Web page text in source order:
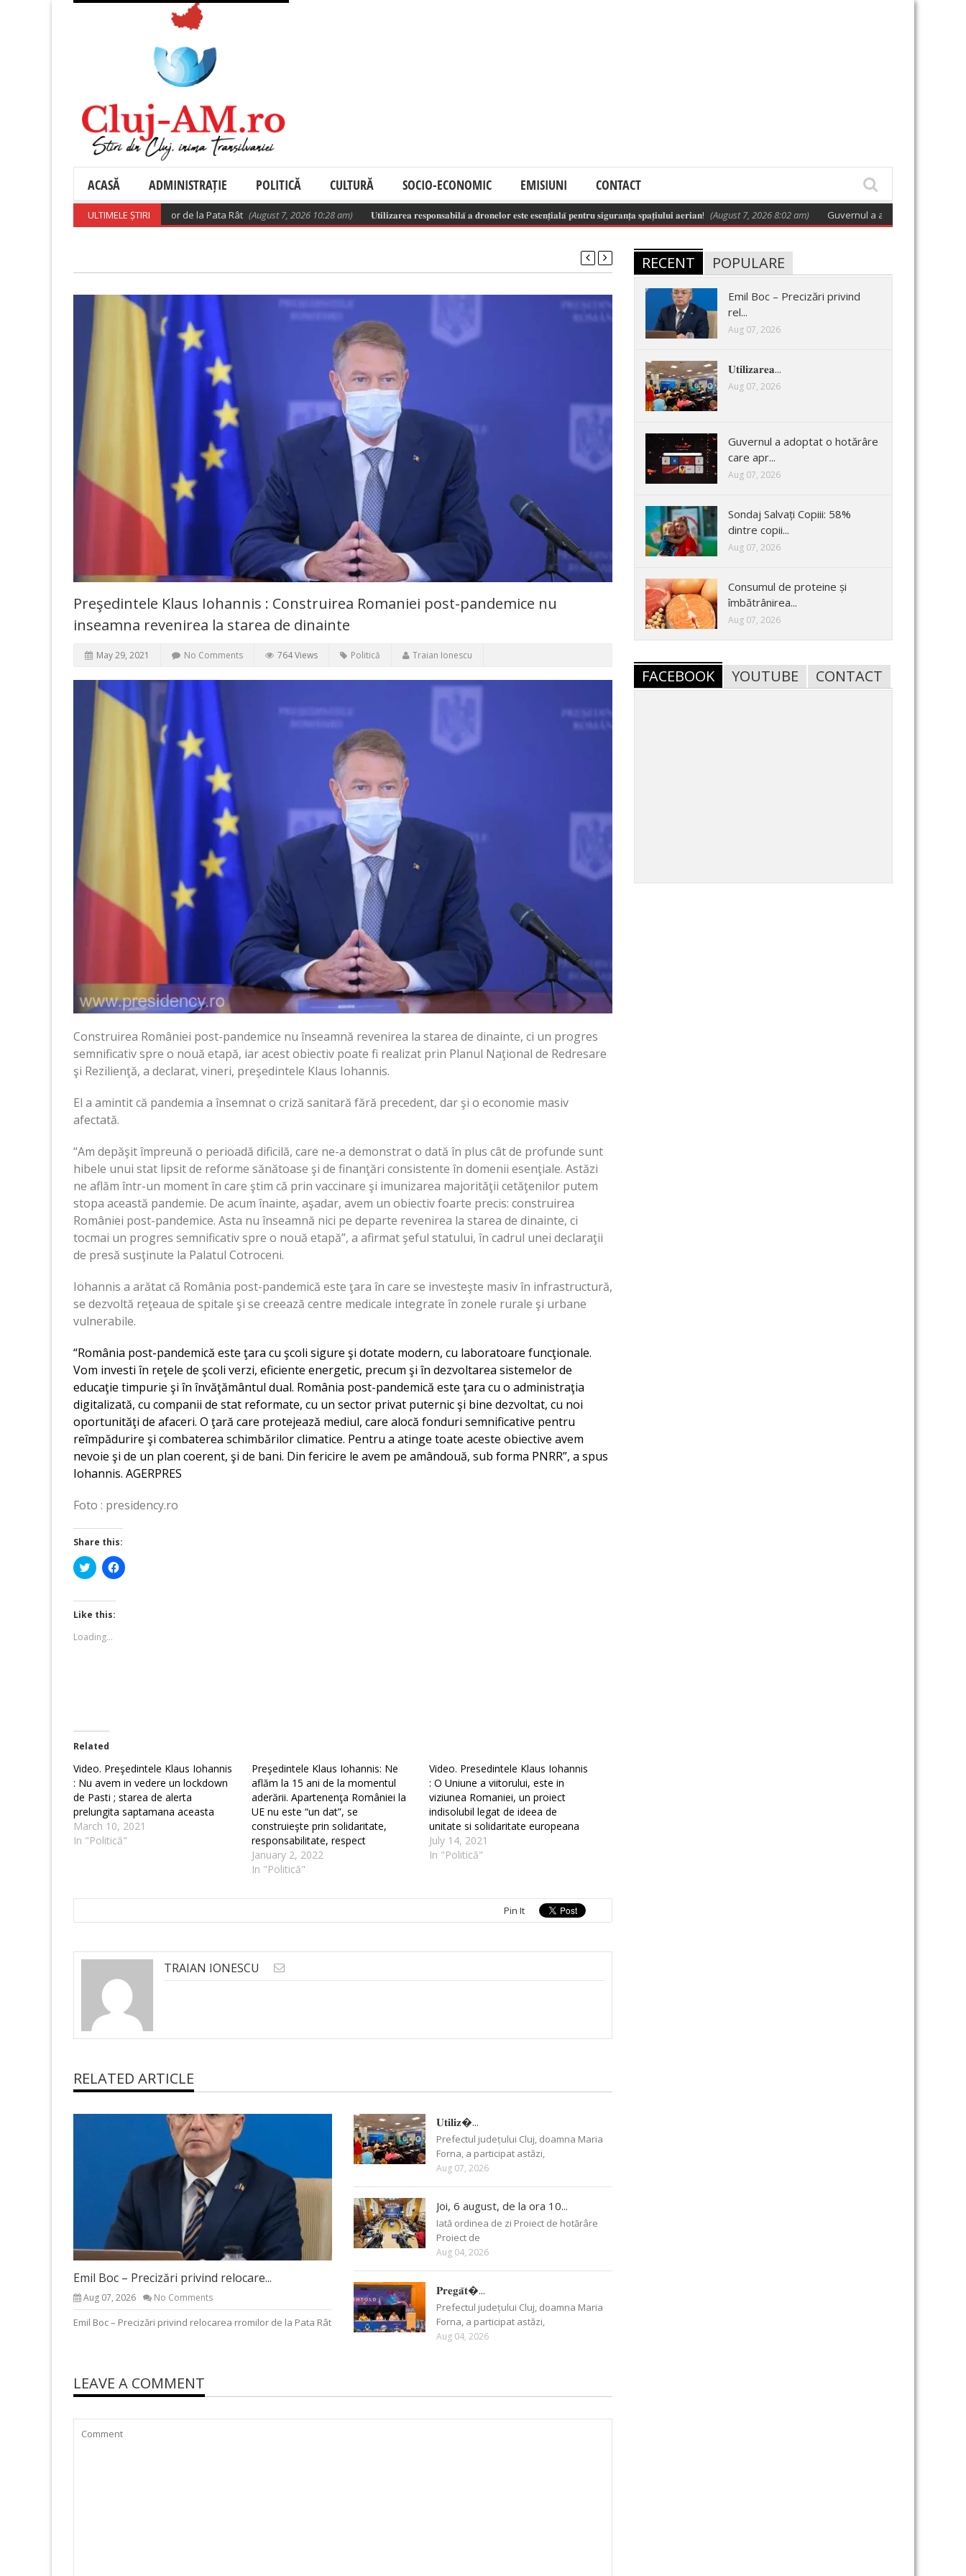
ACASĂ ADMINISTRAȚIE POLITICĂ CULTURĂ SOCIO-ECONOMIC EMISIUNI CONTACT
ULTIMELE ȘTIRI
privind relocarea rromilor de la Pata Rât (August 7, 2026 10:28 am) 𝐔𝐭𝐢𝐥𝐢𝐳𝐚𝐫𝐞𝐚 𝐫𝐞𝐬𝐩𝐨𝐧𝐬𝐚𝐛𝐢𝐥𝐚̆ 𝐚 𝐝𝐫𝐨𝐧𝐞𝐥𝐨𝐫 𝐞𝐬𝐭𝐞 𝐞𝐬𝐞𝐧𝐭̦𝐢𝐚𝐥𝐚̆ 𝐩𝐞𝐧𝐭𝐫𝐮 𝐬𝐢𝐠𝐮𝐫𝐚𝐧𝐭̦𝐚 𝐬𝐩𝐚𝐭̦𝐢𝐮𝐥𝐮𝐢 𝐚𝐞𝐫𝐢𝐚𝐧! (August 7, 2026 8:02 am) Guvernul a adoptat o hotărâre care
Preşedintele Klaus Iohannis : Construirea Romaniei post-pandemice nu
inseamna revenirea la starea de dinainte
May 29, 2021 No Comments 764 Views Politică Traian Ionescu
Construirea României post-pandemice nu înseamnă revenirea la starea de dinainte, ci un progres
semnificativ spre o nouă etapă, iar acest obiectiv poate fi realizat prin Planul Naţional de Redresare
şi Rezilienţă, a declarat, vineri, preşedintele Klaus Iohannis.
El a amintit că pandemia a însemnat o criză sanitară fără precedent, dar şi o economie masiv
afectată.
“Am depăşit împreună o perioadă dificilă, care ne-a demonstrat o dată în plus cât de profunde sunt
hibele unui stat lipsit de reforme sănătoase şi de finanţări consistente în domenii esenţiale. Astăzi
ne aflăm într-un moment în care ştim că prin vaccinare şi imunizarea majorităţii cetăţenilor putem
stopa această pandemie. De acum înainte, aşadar, avem un obiectiv foarte precis: construirea
României post-pandemice. Asta nu înseamnă nici pe departe revenirea la starea de dinainte, ci
tocmai un progres semnificativ spre o nouă etapă”, a afirmat şeful statului, în cadrul unei declaraţii
de presă susţinute la Palatul Cotroceni.
Iohannis a arătat că România post-pandemică este ţara în care se investeşte masiv în infrastructură,
se dezvoltă reţeaua de spitale şi se creează centre medicale integrate în zonele rurale şi urbane
vulnerabile.
“România post-pandemică este ţara cu şcoli sigure şi dotate modern, cu laboratoare funcţionale.
Vom investi în reţele de şcoli verzi, eficiente energetic, precum şi în dezvoltarea sistemelor de
educaţie timpurie şi în învăţământul dual. România post-pandemică este ţara cu o administraţia
digitalizată, cu companii de stat reformate, cu un sector privat puternic şi bine dezvoltat, cu noi
oportunităţi de afaceri. O ţară care protejează mediul, care alocă fonduri semnificative pentru
reîmpădurire şi combaterea schimbărilor climatice. Pentru a atinge toate aceste obiective avem
nevoie şi de un plan coerent, şi de bani. Din fericire le avem pe amândouă, sub forma PNRR”, a spus
Iohannis. AGERPRES
Foto : presidency.ro
Share this:
Click
to
Twitter
(Opens
in
new
window)
Click
to
Like this:
Loading...
Related
Video. Preşedintele Klaus Iohannis
: Nu avem in vedere un lockdown
de Pasti ; starea de alerta
prelungita saptamana aceasta
March 10, 2021
In "Politică"
Preşedintele Klaus Iohannis: Ne
aflăm la 15 ani de la momentul
aderării. Apartenenţa României la
UE nu este “un dat”, se
construieşte prin solidaritate,
responsabilitate, respect
January 2, 2022
In "Politică"
Video. Presedintele Klaus Iohannis
: O Uniune a viitorului, este in
viziunea Romaniei, un proiect
indisolubil legat de ideea de
unitate si solidaritate europeana
July 14, 2021
In "Politică"
Pin It
TRAIAN IONESCU
RELATED ARTICLE
Emil Boc – Precizări privind relocare...
Aug 07, 2026 No Comments
Emil Boc – Precizări privind relocarea rromilor de la Pata Rât
𝐔𝐭𝐢𝐥𝐢𝐳�...
Prefectul județului Cluj, doamna Maria
Forna, a participat astăzi,
Aug 07, 2026
Joi, 6 august, de la ora 10...
Iată ordinea de zi Proiect de hotărâre
Proiect de
Aug 04, 2026
𝐏𝐫𝐞𝐠𝐚̆𝐭�...
Prefectul județului Cluj, doamna Maria
Forna, a participat astăzi,
Aug 04, 2026
LEAVE A COMMENT
RECENT POPULARE
Emil Boc – Precizări privind
rel...
Aug 07, 2026
𝐔𝐭𝐢𝐥𝐢𝐳𝐚𝐫𝐞𝐚...
Aug 07, 2026
Guvernul a adoptat o hotărâre
care apr...
Aug 07, 2026
Sondaj Salvați Copiii: 58%
dintre copii...
Aug 07, 2026
Consumul de proteine și
îmbătrânirea...
Aug 07, 2026
FACEBOOK YOUTUBE CONTACT